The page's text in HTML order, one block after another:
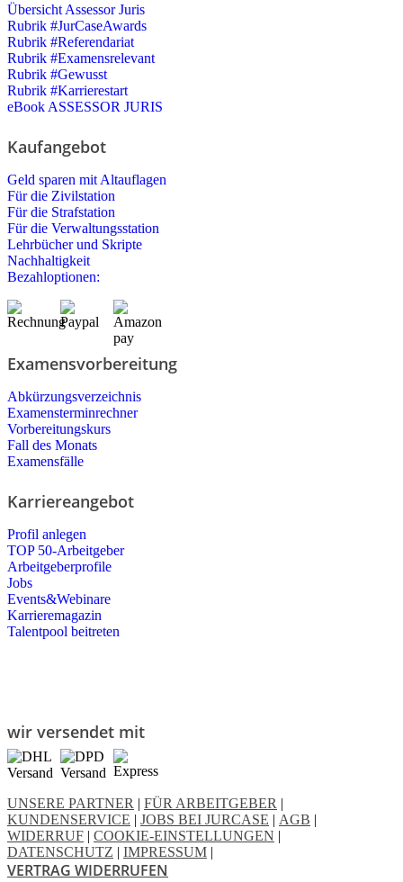
Übersicht Assessor Juris
Rubrik #JurCaseAwards
Rubrik #Referendariat
Rubrik #Examensrelevant
Rubrik #Gewusst
Rubrik #Karrierestart
eBook ASSESSOR JURIS
Kaufangebot
Geld sparen mit Altauflagen
Für die Zivilstation
Für die Strafstation
Für die Verwaltungsstation
Lehrbücher und Skripte
Nachhaltigkeit
Bezahloptionen:
Examensvorbereitung
Abkürzungsverzeichnis
Examensterminrechner
Vorbereitungskurs
Fall des Monats
Examensfälle
Karriereangebot
Profil anlegen
TOP 50-Arbeitgeber
Arbeitgeberprofile
Jobs
Events&Webinare
Karrieremagazin
Talentpool beitreten
wir versendet mit
UNSERE PARTNER FÜR ARBEITGEBER
KUNDENSERVICE
JOBS BEI JURCASE AGB
WIDERRUF
COOKIE-EINSTELLUNGEN
DATENSCHUTZ
IMPRESSUM
VERTRAG WIDERRUFEN